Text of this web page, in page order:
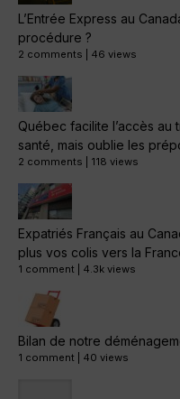
L’Entrée Express au
procédure ?
2 comments 46 views
Québec facilite l’accès au
santé, mais oublie les
2 comments 118 views
Expatriés Français au
plus vos colis vers la
1 comment 4.3k views
Bilan de notre
1 comment 40 views